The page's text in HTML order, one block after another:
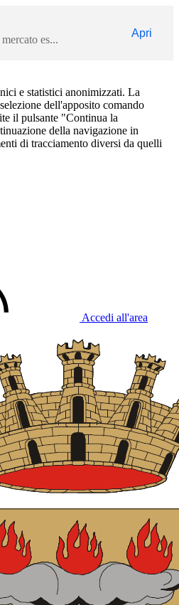
es...
Apri
e statistici anonimizzati. La
dell'apposito comando
il pulsante "Continua la
della navigazione in
di tracciamento diversi da quelli
Accedi all'area